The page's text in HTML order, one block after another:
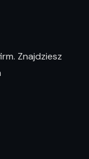
Znajdziesz